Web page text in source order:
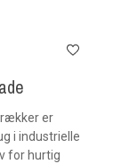
er
i industrielle
for hurtig